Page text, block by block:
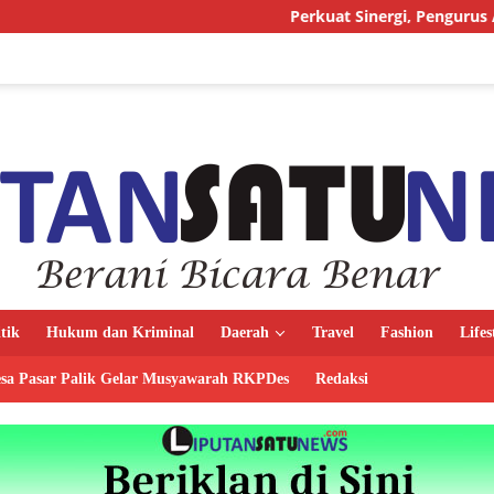
Perkuat Sinergi, Pengurus AMJ Audiensi
Hukum dan Kriminal Daerah Travel Fashion
Pasar Palik Gelar Musyawarah RKPDes Redaksi